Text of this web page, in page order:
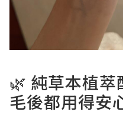
🌿 純草本植
毛後都用得安